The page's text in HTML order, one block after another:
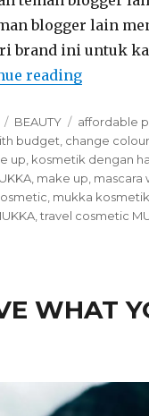
blogger lain
brand ini untuk
reading
Categories
BEAUTY Tags
affordable
budget change
up kosmetik dengan
make up mascara
mukka kosmetik
,travel cosmetic
WHAT